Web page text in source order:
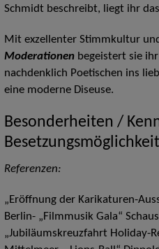
Schmidt beschreibt, liegt ihr
Mit exzellenter Stimmkultur
Moderationen begeistert sie
nachdenklich Poetischen ins
eine moderne Diseuse.
Besonderheiten /
Referenzen:
„Eröffnung der Karikaturen-
Berlin- „Filmmusik Gala“
„Jubiläumskreuzfahrt Holiday-